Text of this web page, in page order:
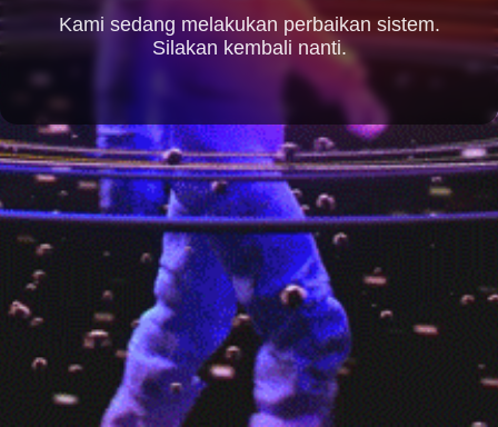
Kami sedang melakukan perbaikan sistem.
Silakan kembali nanti.